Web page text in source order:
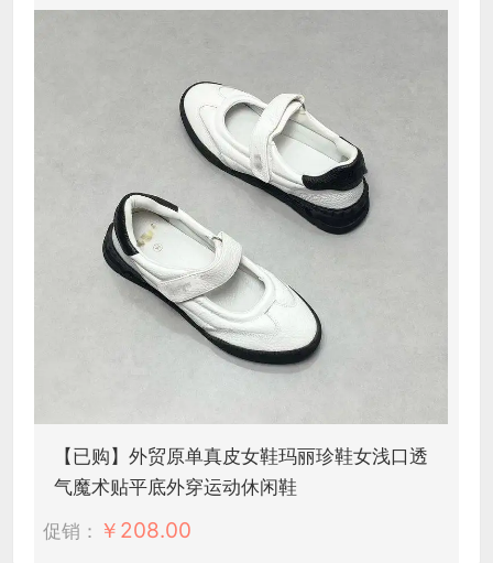
【已购】外贸原单真皮女鞋玛丽珍鞋女浅口透
气魔术贴平底外穿运动休闲鞋
促销： ￥ 208.00